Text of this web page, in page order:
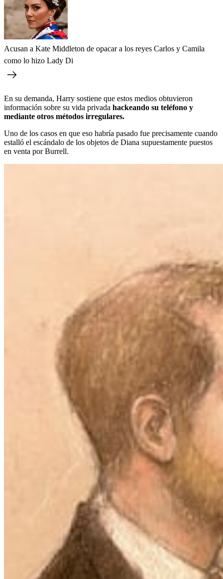
Acusan a Kate Middleton de opacar a los reyes Carlos y Camila
como lo hizo Lady Di
En su demanda, Harry sostiene que estos medios obtuvieron
información sobre su vida privada hackeando su teléfono y
mediante otros métodos irregulares.
Uno de los casos en que eso habría pasado fue precisamente cuando
estalló el escándalo de los objetos de Diana supuestamente puestos
en venta por Burrell.